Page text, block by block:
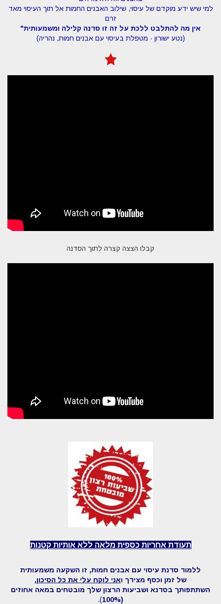
למי שיש ידע מוקדם של עיסוי, שילוב האבנים החמות אל תוך העיסוי מאד
זרם
אין מה להתלבט ללכת על זה זו סדנה קלילה ומשמעותית"
(נטע ישורון - מטפלת בעיסוי עם אבנים חמות, נהריה)
קבלו הצצה קצרה לתוך הסדנה
תעודת אחריות כספית מלאה ללא אותיות קטנות
ללמוד סדנת עיסוי עם אבנים חמות, זו השקעה משמעותית
של זמן וכסף מצידך ואני לוקח עלי את כל הסיכון.
השתתפותך בסדנא ושביעות הרצון שלך מובטחים במאה אחוזים
(100%
).